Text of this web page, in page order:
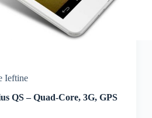
Ieftine
QS – Quad-Core, 3G, GPS